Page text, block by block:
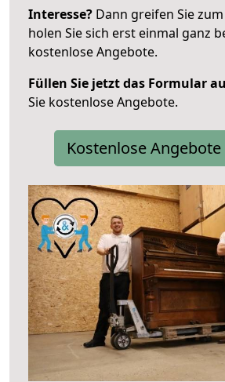
Interesse? Dann greifen Sie
holen Sie sich erst einmal ganz
kostenlose Angebote.
Füllen Sie jetzt das Formular
Sie kostenlose Angebote.
Kostenlose